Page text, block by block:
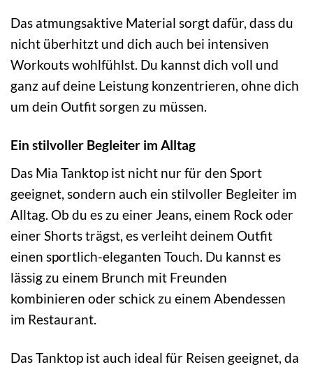
Das atmungsaktive Material sorgt dafür, dass du
nicht überhitzt und dich auch bei intensiven
Workouts wohlfühlst. Du kannst dich voll und
ganz auf deine Leistung konzentrieren, ohne dich
um dein Outfit sorgen zu müssen.
Ein stilvoller Begleiter im Alltag
Das Mia Tanktop ist nicht nur für den Sport
geeignet, sondern auch ein stilvoller Begleiter im
Alltag. Ob du es zu einer Jeans, einem Rock oder
einer Shorts trägst, es verleiht deinem Outfit
einen sportlich-eleganten Touch. Du kannst es
lässig zu einem Brunch mit Freunden
kombinieren oder schick zu einem Abendessen
im Restaurant.
Das Tanktop ist auch ideal für Reisen geeignet, da